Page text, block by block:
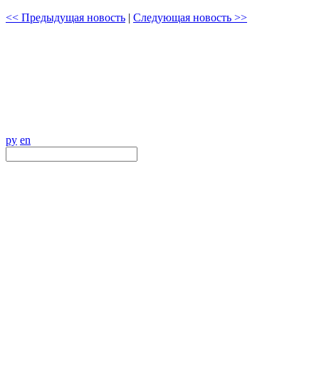
<< Предыдущая новость | Следующая новость >>
ру en